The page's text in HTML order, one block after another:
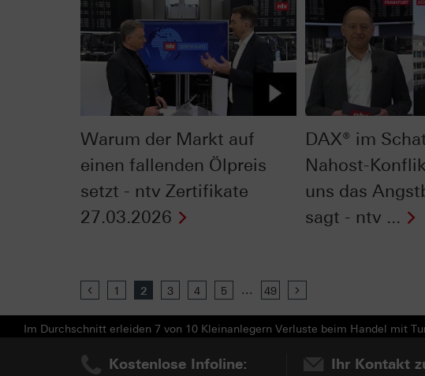
Warum der Markt auf
einen fallenden Ölpreis
setzt - ntv Zertifikate
27.03.2026
DAX® im
Nahost-
uns das
sagt - ntv ...
Previous
1 2 3 4 5 ... 49
Im Durchschnitt erleiden 7 von 10 Kleinanlegern Verluste beim Handel mit
Kostenlose Infoline:
Ihr Kontakt